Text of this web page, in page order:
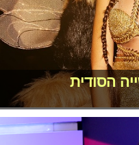
הסודית